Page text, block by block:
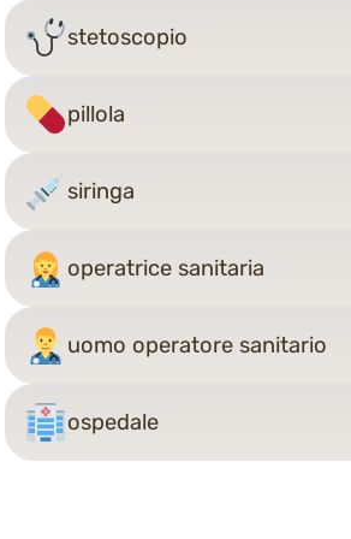
stetoscopio
pillola
siringa
operatrice sanitaria
uomo operatore sanitario
ospedale